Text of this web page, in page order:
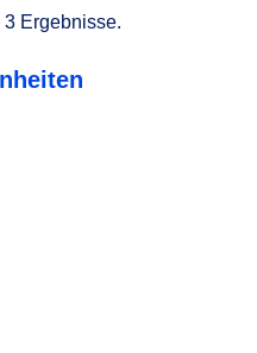
3 Ergebnisse.